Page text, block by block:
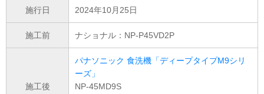
施行日 2024年10月25日
施工前 ナショナル：NP-P45VD2P
施工後
パナソニック 食洗機「ディープタイプM9シリ
ーズ」
NP-45MD9S